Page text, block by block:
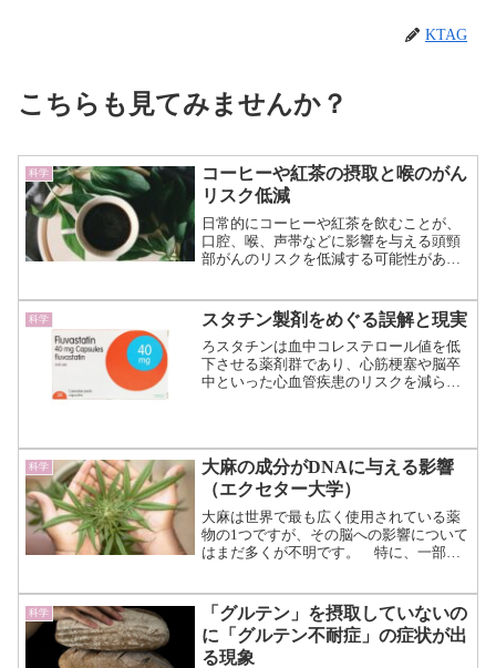
KTAG
こちらも見てみませんか？
科学
コーヒーや紅茶の摂取と喉のがん
リスク低減
日常的にコーヒーや紅茶を飲むことが、
口腔、喉、声帯などに影響を与える頭頸
部がんのリスクを低減する可能性がある
ム（International Head and Neck C...（続き
を読む）
科学 スタチン製剤をめぐる誤解と現実
ろスタチンは血中コレステロール値を低
下させる薬剤群であり、心筋梗塞や脳卒
中といった心血管疾患のリスクを減らす
というイメージがあります...（続きを読
む）
科学
大麻の成分がDNAに与える影響
（エクセター大学）
大麻は世界で最も広く使用されている薬
物の1つですが、その脳への影響について
はまだ多くが不明です。 特に、一部の
ん。 英エクセター大学が発表した最新
の研究によると、高濃度...（続きを読
む）
科学
「グルテン」を摂取していないの
に「グルテン不耐症」の症状が出
る現象